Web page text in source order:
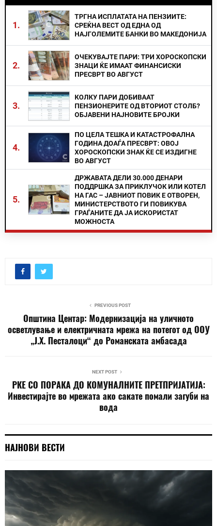
1.
ТРГНА ИСПЛАТАТА НА ПЕНЗИИТЕ:
СРЕЌНА ВЕСТ ОД ЕДНА ОД
НАЈГОЛЕМИТЕ БАНКИ ВО МАКЕДОНИЈА
2.
ОЧЕКУВАЈТЕ ПАРИ: ТРИ ХОРОСКОПСКИ
ЗНАЦИ ЌЕ ИМААТ ФИНАНСИСКИ
ПРЕСВРТ ВО АВГУСТ
3.
КОЛКУ ПАРИ ДОБИВААТ
ПЕНЗИОНЕРИТЕ ОД ВТОРИОТ СТОЛБ?
ОБЈАВЕНИ НАЈНОВИТЕ БРОЈКИ
4.
ПО ЦЕЛА ТЕШКА И КАТАСТРОФАЛНА
ГОДИНА ДОАЃА ПРЕСВРТ: ОВОЈ
ХОРОСКОПСКИ ЗНАК ЌЕ СЕ ИЗДИГНЕ
ВО АВГУСТ
5.
ДРЖАВАТА ДЕЛИ 30.000 ДЕНАРИ
ПОДДРШКА ЗА ПРИКЛУЧОК ИЛИ КОТЕЛ
НА ГАС – ЈАВНИОТ ПОВИК Е ОТВОРЕН,
МИНИСТЕРСТВОТО ГИ ПОВИКУВА
ГРАЃАНИТЕ ДА ЈА ИСКОРИСТАТ
МОЖНОСТА
PREVIOUS POST
Општина Центар: Модернизација на уличното
осветлување и електричната мрежа на потегот од ООУ
„Ј.Х. Песталоци“ до Романската амбасада
NEXT POST
РКЕ СО ПОРАКА ДО КОМУНАЛНИТЕ ПРЕТПРИЈАТИЈА:
Инвестирајте во мрежата ако сакате помали загуби на
вода
НАЈНОВИ ВЕСТИ